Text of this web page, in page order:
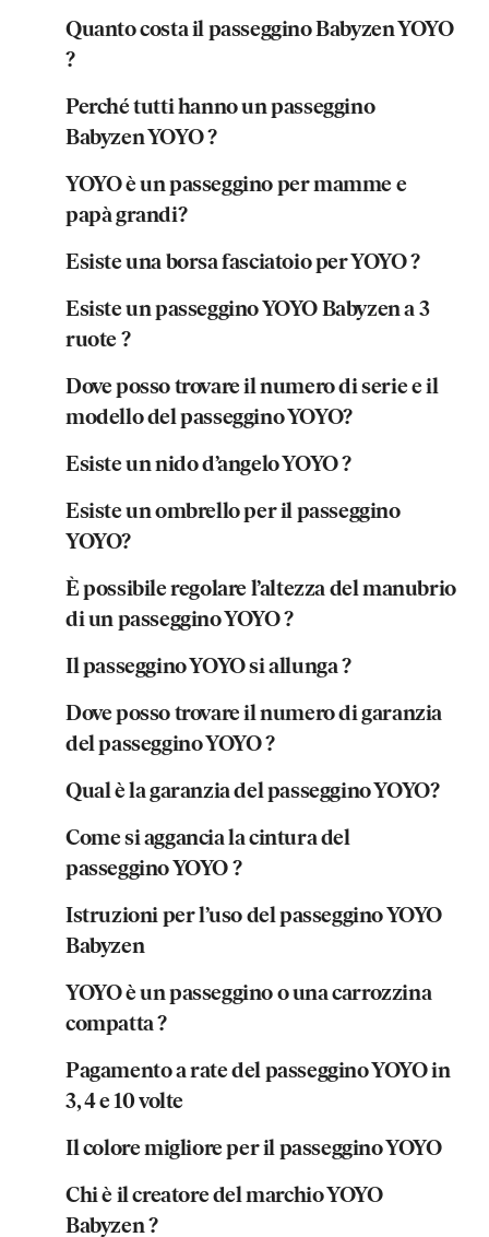
Quanto costa il passeggino Babyzen YOYO
?
Perché tutti hanno un passeggino
Babyzen YOYO ?
YOYO è un passeggino per mamme e
papà grandi?
Esiste una borsa fasciatoio per YOYO ?
Esiste un passeggino YOYO Babyzen a 3
ruote ?
Dove posso trovare il numero di serie e il
modello del passeggino YOYO?
Esiste un nido d’angelo YOYO ?
Esiste un ombrello per il passeggino
YOYO?
È possibile regolare l’altezza del manubrio
di un passeggino YOYO ?
Il passeggino YOYO si allunga ?
Dove posso trovare il numero di garanzia
del passeggino YOYO ?
Qual è la garanzia del passeggino YOYO?
Come si aggancia la cintura del
passeggino YOYO ?
Istruzioni per l’uso del passeggino YOYO
Babyzen
YOYO è un passeggino o una carrozzina
compatta ?
Pagamento a rate del passeggino YOYO in
3, 4 e 10 volte
Il colore migliore per il passeggino YOYO
Chi è il creatore del marchio YOYO
Babyzen ?